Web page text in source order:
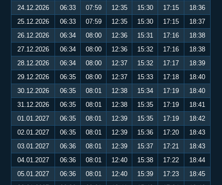
24.12.2026
06:33 07:59 12:35 15:30 17:15
18:36
25.12.2026
06:33 07:59 12:35 15:30 17:15
18:37
26.12.2026
06:34 08:00 12:36 15:31 17:16
18:38
27.12.2026
06:34 08:00 12:36 15:32 17:16
18:38
28.12.2026
06:34 08:00 12:37 15:32 17:17
18:39
29.12.2026
06:35 08:00 12:37 15:33 17:18
18:40
30.12.2026
06:35 08:01 12:38 15:34 17:19
18:40
31.12.2026
06:35 08:01 12:38 15:35 17:19
18:41
01.01.2027
06:35 08:01 12:39 15:35 17:19
18:42
02.01.2027
06:35 08:01 12:39 15:36 17:20
18:43
03.01.2027
06:36 08:01 12:39 15:37 17:21
18:43
04.01.2027
06:36 08:01 12:40 15:38 17:22
18:44
05.01.2027
06:36 08:01 12:40 15:39 17:23
18:45